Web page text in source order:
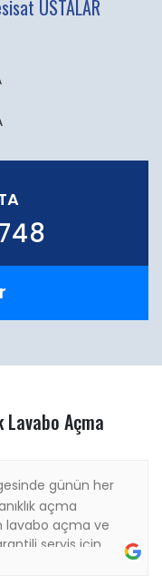
USTALAR
Açma
günün her
açma
lavabo açma ve
servis için